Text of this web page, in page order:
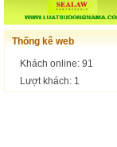
Thống kê web
Khách online: 91
Lượt khách: 1